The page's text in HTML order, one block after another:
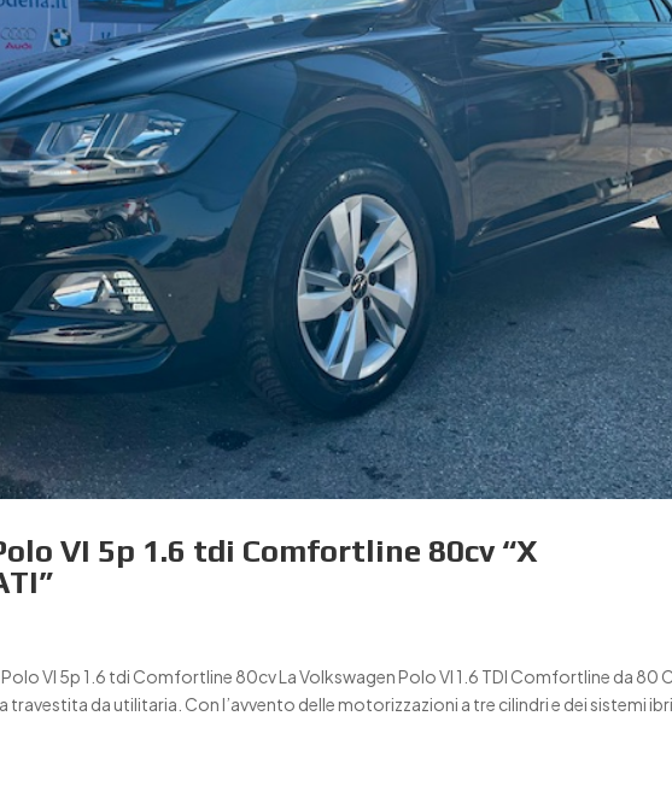
VI 5p 1.6 tdi Comfortline 80cv “X
VI 5p 1.6 tdi Comfortline 80cv La Volkswagen Polo VI 1.6 TDI Comfortline da 80
travestita da utilitaria. Con l’avvento delle motorizzazioni a tre cilindri e dei sistemi